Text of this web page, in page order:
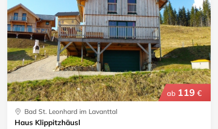
ab 119 €
Bad St. Leonhard im Lavanttal
Haus Klippitzhäusl